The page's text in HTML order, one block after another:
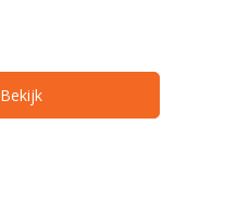
Bekijk